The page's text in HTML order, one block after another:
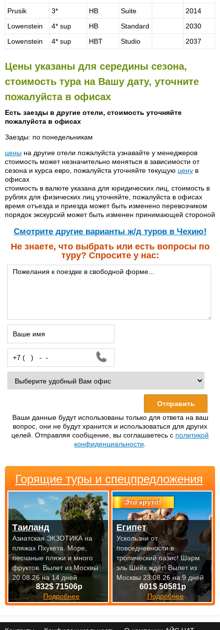
Prusik 3* HB Suite
2014
Lowenstein
4* sup HB Standard
2030
Lowenstein
4* sup HBT Studio 2037
Цены указаны для середины сезона,
стоимость тура на Вашу дату, уточните
пожалуйста в офисах
Есть заезды в другие отели, стоимость уточняйте
пожалуйста в офисах
Заезды: по понедельникам
цены на другие отели пожалуйста узнавайте у менеджеров
стоимость может незначительно меняться в зависимости от
сезона и курса евро, пожалуйста уточняйте текущую цену в
офисах
стоимость в валюте указана для юридических лиц, стоимость в
рублях для физических лиц уточняйте, пожалуйста в офисах
время отъезда и приезда может быть изменено перевозчиком
порядок экскурсий может быть изменен принимающей стороной
Cмотрите другие варианты ж/д туров в Чехию!
Не знаете, что выбрать или есть вопросы по
туру? Спросите у нас:
Ваши данные будут использованы только для ответа на ваш
вопрос, они не будут хранится и использоваться для других
целей. Отправляя сообщение, вы соглашаетесь с политикой
конфиденциальности
Горящие туры и спецпредложения
832$ 71506р
Подробнее
Таиланд
Азиатская ЭКЗОТИКА на
пляжах Пхукета. Море,
песчаные пляжи и много
фруктов. Вылет из Москвы
20.08.26 на 14 дней
Это круто!
601$ 50581р
Подробнее
Египет
Ускользни от
повседневности в
тропический оазис! Шарм
эль Шейх ждёт!Вылет из
Москвы 23.08.26 на 9 дней